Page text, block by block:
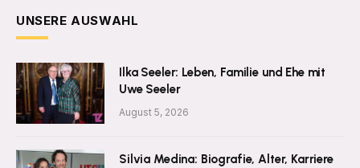
UNSERE AUSWAHL
Ilka Seeler: Leben, Familie und Ehe mit
Uwe Seeler
August 5, 2026
Silvia Medina: Biografie, Alter, Karriere